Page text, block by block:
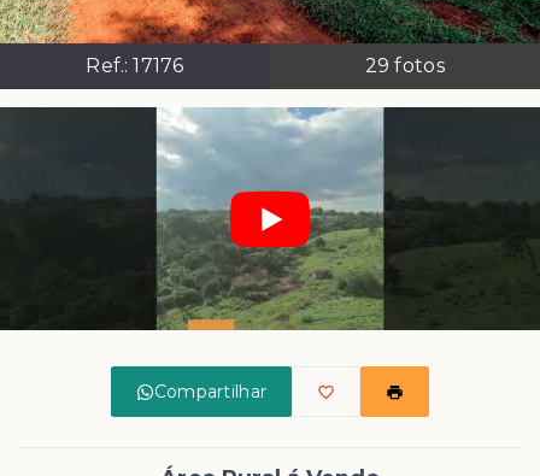
Ref.:17176 29 fotos
Compartilhar